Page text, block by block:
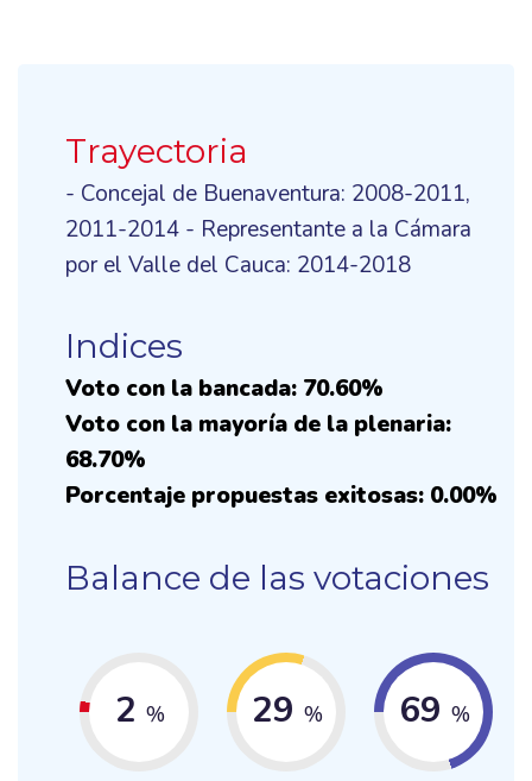
Trayectoria
- Concejal de Buenaventura: 2008-2011,
2011-2014 - Representante a la Cámara
por el Valle del Cauca: 2014-2018
Indices
Voto con la bancada: 70.60%
Voto con la mayoría de la plenaria:
68.70%
Porcentaje propuestas exitosas: 0.00%
Balance de las votaciones
2 % 29 % 69 %